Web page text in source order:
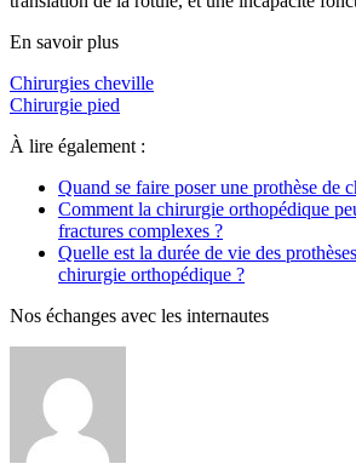
En savoir plus
Chirurgies cheville
Chirurgie pied
À lire également :
Quand se faire poser une prothèse de
Comment la chirurgie orthopédique
fractures complexes ?
Quelle est la durée de vie des
chirurgie orthopédique ?
Nos échanges avec les internautes